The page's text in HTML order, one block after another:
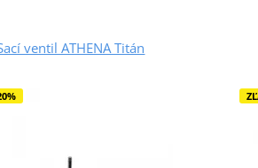
ventil ATHENA Titán